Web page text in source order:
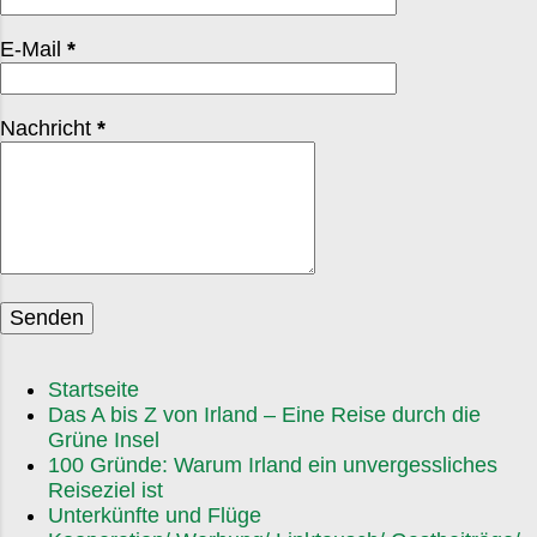
Abend in den Bänken. Ein Treffpunkt, fast wie ein
kleines gesellschaftliches Mini-Reunion. Am 25.
Dezember geht’s dann richtig los. St. Stephen’s Day
am 26. Dezember – in manchen Gegenden auch
E-Mail *
Nachricht *
Startseite
Das A bis Z von Irland – Eine Reise durch die
Grüne Insel
100 Gründe: Warum Irland ein unvergessliches
Reiseziel ist
Unterkünfte und Flüge